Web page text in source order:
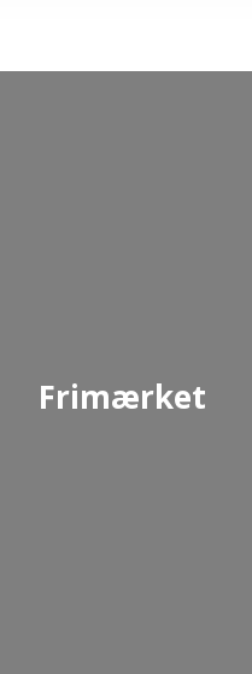
Frimærket